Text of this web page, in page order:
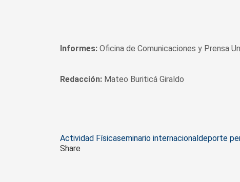
Informes: Oficina de Comunicaciones y Prensa
Redacción: Mateo Buriticá Giraldo
Tags
Actividad Físicaseminario internacionaldeporte
Share